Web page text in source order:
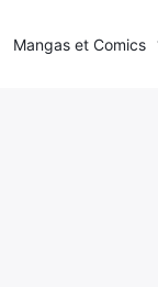
Mangas et Comics